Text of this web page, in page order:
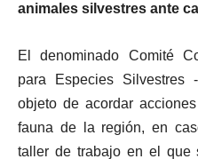
animales silvestres ante
El denominado Comité
para Especies Silvestres
objeto de acordar
fauna de la región, en
taller de trabajo en el que